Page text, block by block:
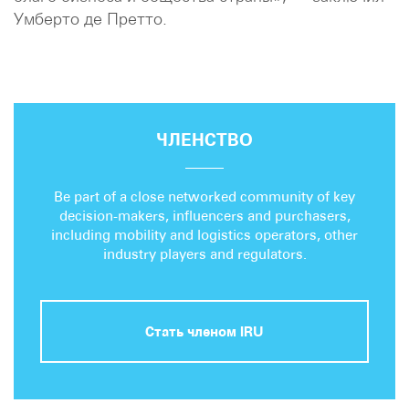
Умберто де Претто.
ЧЛЕНСТВО
Be part of a close networked community of key
decision-makers, influencers and purchasers,
including mobility and logistics operators, other
industry players and regulators.
Стать членом IRU